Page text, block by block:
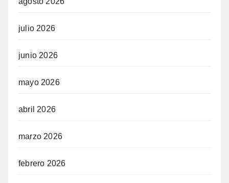
julio 2026
junio 2026
mayo 2026
abril 2026
marzo 2026
febrero 2026